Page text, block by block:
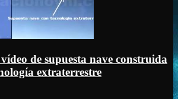
de supuesta nave construida
extraterrestre